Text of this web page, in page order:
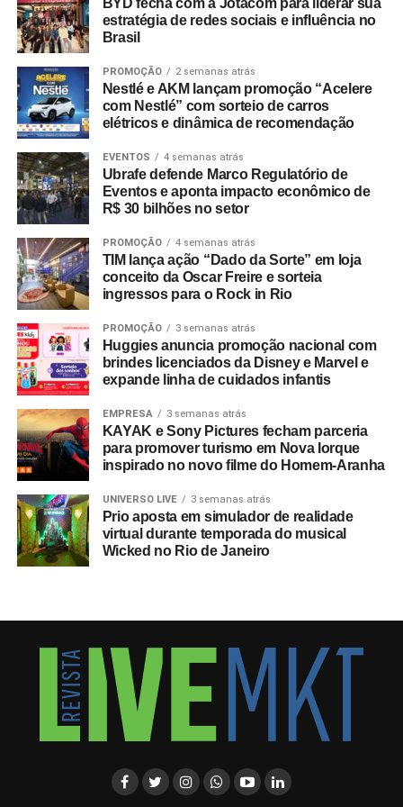
PR:Paula Ganem, Gabriel Grunewald, Gabriella Leite,
Ítalo Fassin, Bruno Veloso
Produção VMLY&R: Nicole Godoy, Anderson Rocha,
Bianca Aguiar, Raphaela Valentim, Yuri Souza
Cliente:Nelson Malta, Adriana Anido, Flávia Liberman,
Welner Alves, Nathalia Macario, Antonio Navarro,
Geovanna Carvalho, Luciana Abe, Karla Villamil
Produtora Ilustração: Estúdio Caxa
Direção Filme:
Produtora de Áudio:Vox Haus
TÓPICOS RELACIONADOS:
A SEGUIR
Heineken cria plataforma que promove conexões
entre gamers
NÃO PERCA
Google, WhatsApp e YouTube são marcas mais
influentes do Brasil
estratégia de redes sociais e influência no
Brasil
PROMOÇÃO 2 semanas atrás
Nestlé e AKM lançam promoção “Acelere
com Nestlé” com sorteio de carros
elétricos e dinâmica de recomendação
EVENTOS 4 semanas atrás
Ubrafe defende Marco Regulatório de
Eventos e aponta impacto econômico de
R$ 30 bilhões no setor
PROMOÇÃO 4 semanas atrás
TIM lança ação “Dado da Sorte” em loja
conceito da Oscar Freire e sorteia
ingressos para o Rock in Rio
PROMOÇÃO 3 semanas atrás
Huggies anuncia promoção nacional com
brindes licenciados da Disney e Marvel e
expande linha de cuidados infantis
EMPRESA 3 semanas atrás
KAYAK e Sony Pictures fecham parceria
para promover turismo em Nova Iorque
inspirado no novo filme do Homem-Aranha
UNIVERSO LIVE 3 semanas atrás
Prio aposta em simulador de realidade
virtual durante temporada do musical
Wicked no Rio de Janeiro